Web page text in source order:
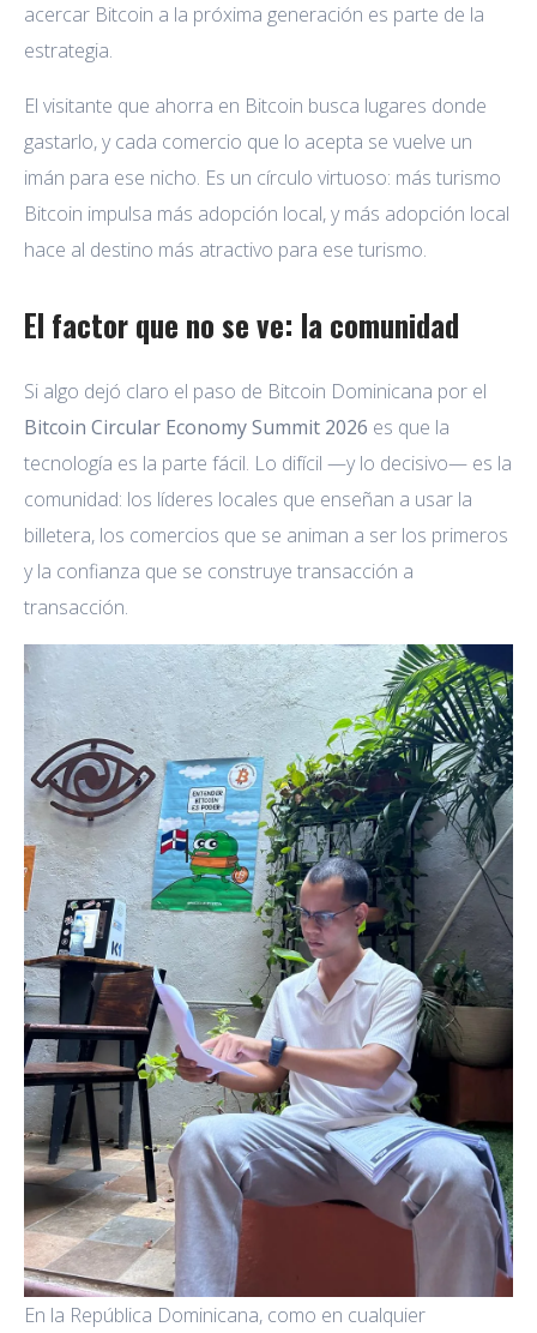
acercar Bitcoin a la próxima generación es parte de la
estrategia.
El visitante que ahorra en Bitcoin busca lugares donde
gastarlo, y cada comercio que lo acepta se vuelve un
imán para ese nicho. Es un círculo virtuoso: más turismo
Bitcoin impulsa más adopción local, y más adopción local
hace al destino más atractivo para ese turismo.
El factor que no se ve: la comunidad
Si algo dejó claro el paso de Bitcoin Dominicana por el
Bitcoin Circular Economy Summit 2026 es que la
tecnología es la parte fácil. Lo difícil —y lo decisivo— es la
comunidad: los líderes locales que enseñan a usar la
billetera, los comercios que se animan a ser los primeros
y la confianza que se construye transacción a
transacción.
En la República Dominicana, como en cualquier